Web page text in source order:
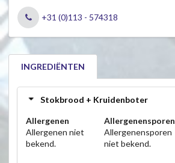
+31 (0)113 - 574318
INGREDIËNTEN
Stokbrood + Kruidenboter
Allergenen
Allergenen niet
bekend.
Allergenensporen
Allergenensporen
niet bekend.